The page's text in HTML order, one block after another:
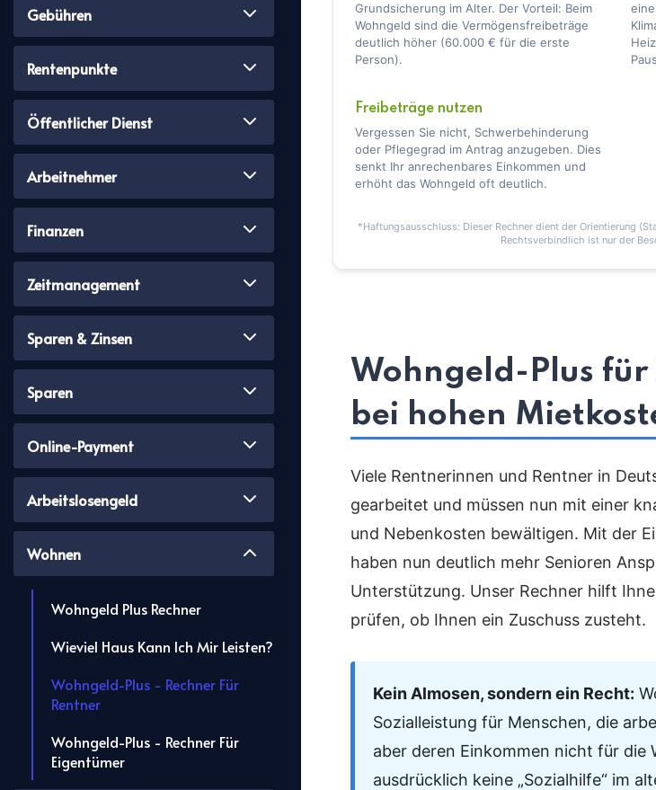
Gebühren
Rentenpunkte
Öffentlicher Dienst
Arbeitnehmer
Finanzen
Zeitmanagement
Sparen & Zinsen
Sparen
Online-Payment
Arbeitslosengeld
Wohnen
Wohngeld Plus Rechner
Wieviel Haus Kann Ich Mir Leisten?
Wohngeld-Plus - Rechner Für
Rentner
Wohngeld-Plus - Rechner Für
Eigentümer
Grundsicherung im Alter. Der Vorteil: Beim
Wohngeld sind die Vermögensfreibeträge
deutlich höher (60.000 € für die erste
Person).
Freibeträge nutzen
Vergessen Sie nicht, Schwerbehinderung
oder Pflegegrad im Antrag anzugeben. Dies
senkt Ihr anrechenbares Einkommen und
erhöht das Wohngeld oft deutlich.
*Haftungsausschluss: Dieser Rechner dient der Orientierung
Rechtsverbindlich ist nur der
Wohngeld-Plus
bei hohen
Viele Rentnerinnen und Rentner in
gearbeitet und müssen nun mit einer
und Nebenkosten bewältigen. Mit der
haben nun deutlich mehr Senioren
Unterstützung. Unser Rechner hilft
prüfen, ob Ihnen ein Zuschuss zusteht.
Kein Almosen, sondern ein Recht:
Sozialleistung für Menschen, die
aber deren Einkommen nicht für die
ausdrücklich keine „Sozialhilfe“ im